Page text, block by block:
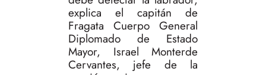
explica el capitán de
Fragata Cuerpo General
Diplomado de Estado
Mayor, Israel Monterde
Cervantes, jefe de la